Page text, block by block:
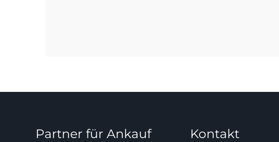
Partner für Ankauf
Kontakt